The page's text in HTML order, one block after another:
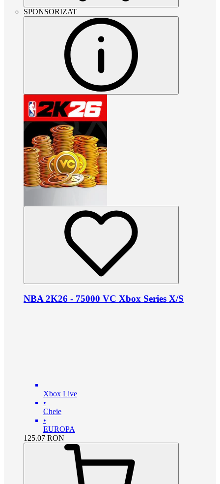
SPONSORIZAT
NBA 2K26 - 75000 VC Xbox Series X/S
Xbox Live
•
Cheie
•
EUROPA
125.07 RON